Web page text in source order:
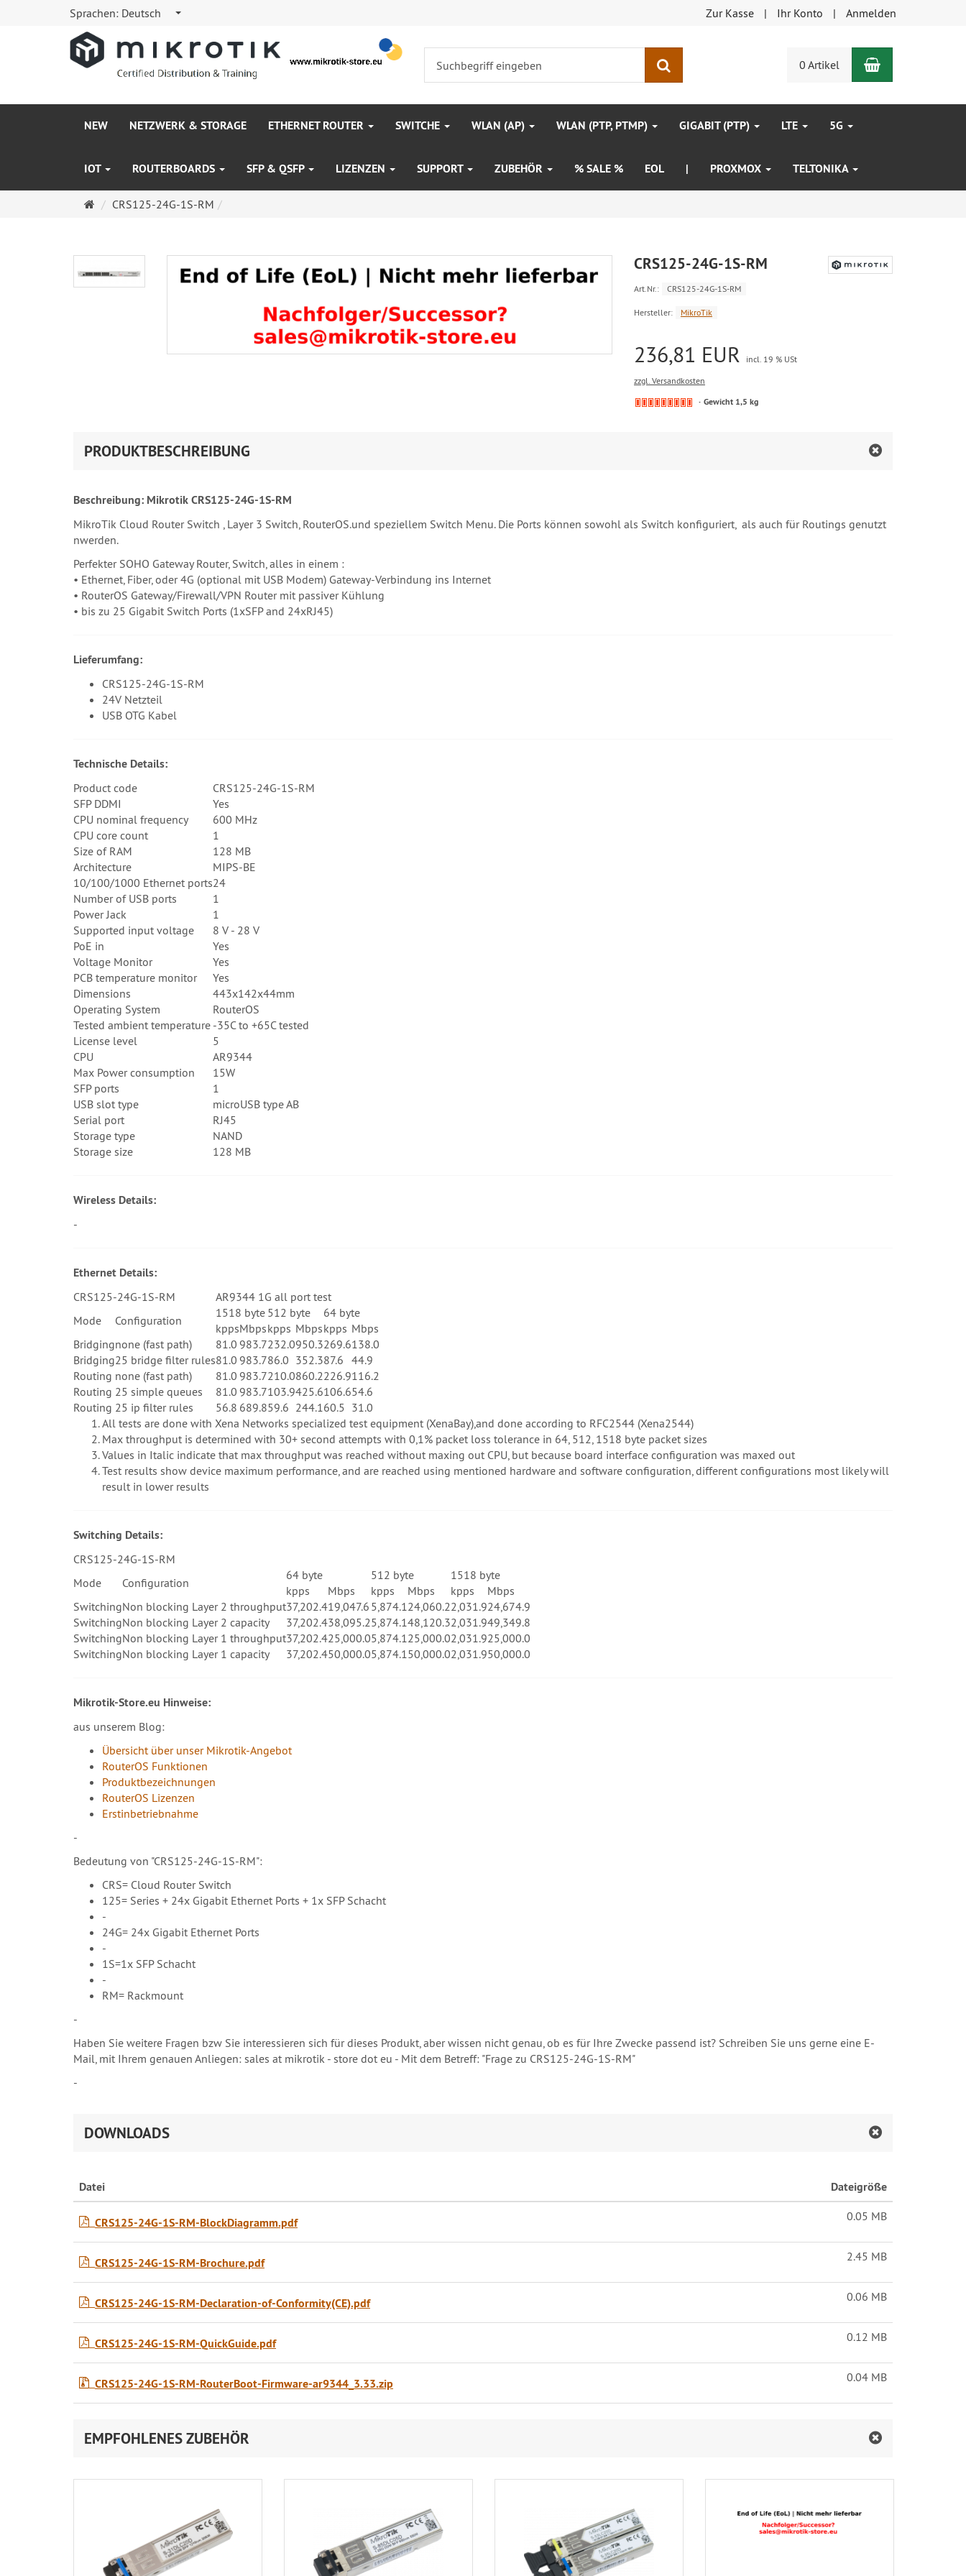
Sprachen: Deutsch Zur Kasse Ihr Konto Anmelden
0 Artikel Warenkorb
NEW NETZWERK & STORAGE ETHERNET ROUTER SWITCHE WLAN (AP) WLAN (PTP, PTMP) GIGABIT (PTP) LTE 5G
IOT ROUTERBOARDS SFP & QSFP LIZENZEN SUPPORT ZUBEHÖR % SALE % EOL | PROXMOX TELTONIKA
Startseite
CRS125-24G-1S-RM
CRS125-24G-1S-RM
Art.Nr.: CRS125-24G-1S-RM
Hersteller: MikroTik
236,81 EUR
incl. 19 % USt
zzgl. Versandkosten
Gewicht 1,5 kg
PRODUKTBESCHREIBUNG
Beschreibung: Mikrotik CRS125-24G-1S-RM
MikroTik Cloud Router Switch , Layer 3 Switch, RouterOS.und speziellem Switch Menu. Die Ports können sowohl als Switch konfiguriert, als auch für Routings genutzt
nwerden.
Perfekter SOHO Gateway Router, Switch, alles in einem :
• Ethernet, Fiber, oder 4G (optional mit USB Modem) Gateway-Verbindung ins Internet
• RouterOS Gateway/Firewall/VPN Router mit passiver Kühlung
• bis zu 25 Gigabit Switch Ports (1xSFP and 24xRJ45)
Lieferumfang:
CRS125-24G-1S-RM
24V Netzteil
USB OTG Kabel
Technische Details:
Product code
CRS125-24G-1S-RM
SFP DDMI
Yes
CPU nominal frequency
600 MHz
CPU core count
1
Size of RAM
128 MB
Architecture
MIPS-BE
10/100/1000 Ethernet ports24
Number of USB ports
1
Power Jack
1
Supported input voltage
8 V - 28 V
PoE in
Yes
Voltage Monitor
Yes
PCB temperature monitor
Yes
Dimensions
443x142x44mm
Operating System
RouterOS
Tested ambient temperature -35C to +65C tested
License level
5
CPU
AR9344
Max Power consumption
15W
SFP ports
1
USB slot type
microUSB type AB
Serial port
RJ45
Storage type
NAND
Storage size
128 MB
Wireless Details:
-
Ethernet Details:
CRS125-24G-1S-RM
AR9344 1G all port test
Mode
Configuration
1518 byte 512 byte
64 byte
kppsMbpskpps Mbpskpps Mbps
Bridgingnone (fast path) 81.0 983.7232.0950.3269.6138.0
Bridging25 bridge filter rules81.0 983.786.0 352.387.6 44.9
Routing none (fast path) 81.0 983.7210.0860.2226.9116.2
Routing 25 simple queues 81.0 983.7103.9425.6106.654.6
Routing 25 ip filter rules 56.8 689.859.6 244.160.5 31.0
All tests are done with Xena Networks specialized test equipment (XenaBay),and done according to RFC2544 (Xena2544)
Max throughput is determined with 30+ second attempts with 0,1% packet loss tolerance in 64, 512, 1518 byte packet sizes
Values in Italic indicate that max throughput was reached without maxing out CPU, but because board interface configuration was maxed out
Test results show device maximum performance, and are reached using mentioned hardware and software configuration, different configurations most likely will
result in lower results
Switching Details:
CRS125-24G-1S-RM
Mode
Configuration
64 byte 512 byte
1518 byte
kpps
Mbps kpps Mbps kpps
Mbps
SwitchingNon blocking Layer 2 throughput37,202.419,047.6 5,874.124,060.22,031.924,674.9
SwitchingNon blocking Layer 2 capacity 37,202.438,095.25,874.148,120.32,031.949,349.8
SwitchingNon blocking Layer 1 throughput37,202.425,000.05,874.125,000.02,031.925,000.0
SwitchingNon blocking Layer 1 capacity 37,202.450,000.05,874.150,000.02,031.950,000.0
Mikrotik-Store.eu Hinweise:
aus unserem Blog:
Übersicht über unser Mikrotik-Angebot
RouterOS Funktionen
Produktbezeichnungen
RouterOS Lizenzen
Erstinbetriebnahme
-
Bedeutung von "CRS125-24G-1S-RM":
CRS= Cloud Router Switch
125= Series + 24x Gigabit Ethernet Ports + 1x SFP Schacht
-
24G= 24x Gigabit Ethernet Ports
-
1S=1x SFP Schacht
-
RM= Rackmount
-
Haben Sie weitere Fragen bzw Sie interessieren sich für dieses Produkt, aber wissen nicht genau, ob es für Ihre Zwecke passend ist? Schreiben Sie uns gerne eine E-
Mail, mit Ihrem genauen Anliegen: sales at mikrotik - store dot eu - Mit dem Betreff: "Frage zu CRS125-24G-1S-RM"
-
DOWNLOADS
Datei Dateigröße
CRS125-24G-1S-RM-BlockDiagramm.pdf 0.05 MB
CRS125-24G-1S-RM-Brochure.pdf 2.45 MB
CRS125-24G-1S-RM-Declaration-of-Conformity(CE).pdf 0.06 MB
CRS125-24G-1S-RM-QuickGuide.pdf 0.12 MB
CRS125-24G-1S-RM-RouterBoot-Firmware-ar9344_3.33.zip 0.04 MB
EMPFOHLENES ZUBEHÖR